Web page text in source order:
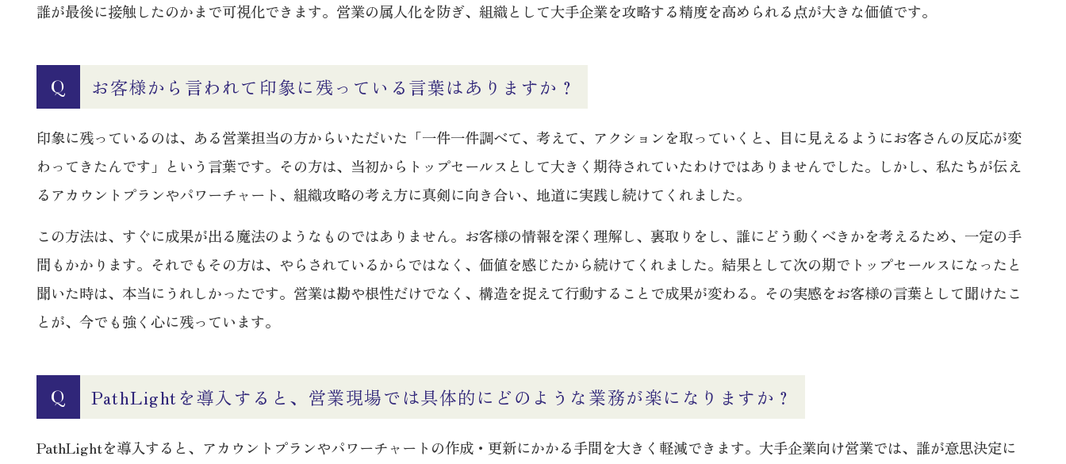
誰が最後に接触したのかまで可視化できます。営業の属人化を防ぎ、組織として大手企業を攻略する精度を高められる点が大きな価値です。
Q お客様から言われて印象に残っている言葉はありますか？
印象に残っているのは、ある営業担当の方からいただいた「一件一件調べて、考えて、アクションを取っていくと、目に見えるようにお客さんの反応が変
わってきたんです」という言葉です。その方は、当初からトップセールスとして大きく期待されていたわけではありませんでした。しかし、私たちが伝え
るアカウントプランやパワーチャート、組織攻略の考え方に真剣に向き合い、地道に実践し続けてくれました。
この方法は、すぐに成果が出る魔法のようなものではありません。お客様の情報を深く理解し、裏取りをし、誰にどう動くべきかを考えるため、一定の手
間もかかります。それでもその方は、やらされているからではなく、価値を感じたから続けてくれました。結果として次の期でトップセールスになったと
聞いた時は、本当にうれしかったです。営業は勘や根性だけでなく、構造を捉えて行動することで成果が変わる。その実感をお客様の言葉として聞けたこ
とが、今でも強く心に残っています。
Q PathLightを導入すると、営業現場では具体的にどのような業務が楽になりますか？
PathLightを導入すると、アカウントプランやパワーチャートの作成・更新にかかる手間を大きく軽減できます。大手企業向け営業では、誰が意思決定に